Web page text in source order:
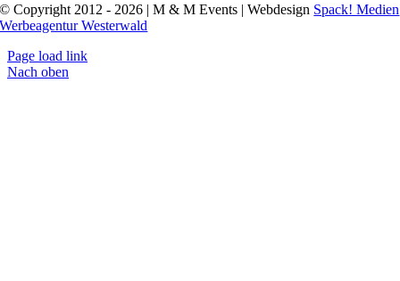
© Copyright 2012 - 2026 | M & M Events | Webdesign Spack! Medien
Werbeagentur Westerwald
Page load link
Nach oben